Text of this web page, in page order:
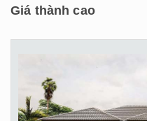
Giá thành cao